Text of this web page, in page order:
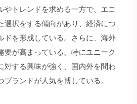
やトレンドを求める一方で、エコ
選択をする傾向があり、経済につ
ドを形成している。さらに、海外
要が高まっている。特にユニーク
対する興味が強く、国内外を問わ
ランドが人気を博している。